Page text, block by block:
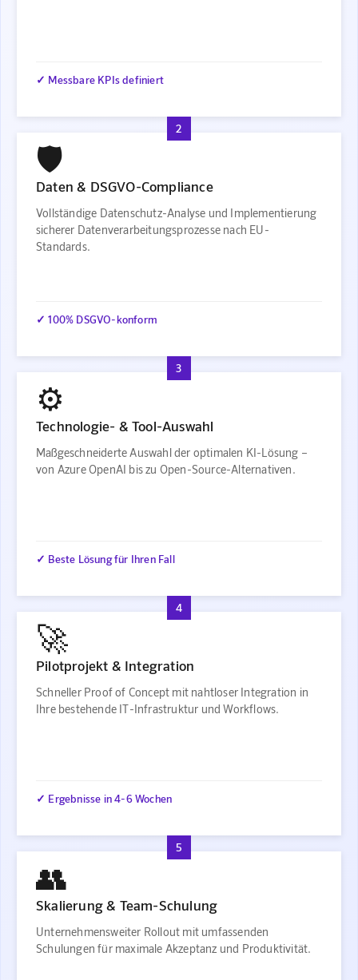
✓ Messbare KPIs definiert
2
🛡️
Daten & DSGVO-Compliance
Vollständige Datenschutz-Analyse und Implementierung
sicherer Datenverarbeitungsprozesse nach EU-
Standards.
✓ 100% DSGVO-konform
3
⚙️
Technologie- & Tool-Auswahl
Maßgeschneiderte Auswahl der optimalen KI-Lösung –
von Azure OpenAI bis zu Open-Source-Alternativen.
✓ Beste Lösung für Ihren Fall
4
🚀
Pilotprojekt & Integration
Schneller Proof of Concept mit nahtloser Integration in
Ihre bestehende IT-Infrastruktur und Workflows.
✓ Ergebnisse in 4-6 Wochen
5
👥
Skalierung & Team-Schulung
Unternehmensweiter Rollout mit umfassenden
Schulungen für maximale Akzeptanz und Produktivität.